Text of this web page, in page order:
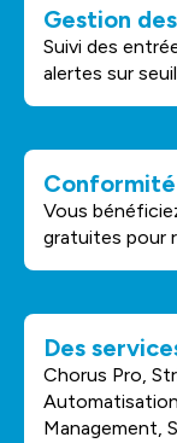
Gestion
Suivi des
alertes sur
Vous
gratuites pour
Des
Chorus Pro,
Management,